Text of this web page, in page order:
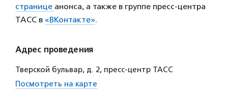
странице анонса, а также в группе пресс-центра
ТАСС в «ВКонтакте».
Адрес проведения
Тверской бульвар, д. 2, пресс-центр ТАСС
Посмотреть на карте